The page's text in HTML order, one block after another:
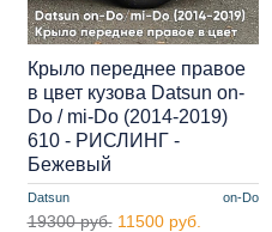
Datsun on-Do
Крыло переднее правое
в цвет кузова Datsun on-
Do / mi-Do (2014-2019)
610 - РИСЛИНГ -
Бежевый
19300 руб. 11500 руб.